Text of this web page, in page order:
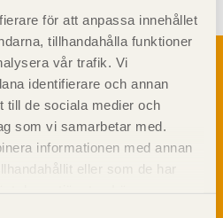
för att anpassa innehållet
tillhandahålla funktioner
vår trafik. Vi
identifierare och annan
till de sociala medier och
som vi samarbetar med.
informationen med annan
eller som de har
kvalitet
handboken för trä och
för byggande